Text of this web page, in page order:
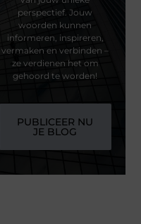
perspectief. Jouw
woorden kunnen
informeren, inspireren,
vermaken en verbinden –
ze verdienen het om
gehoord te worden!
PUBLICEER NU
JE BLOG